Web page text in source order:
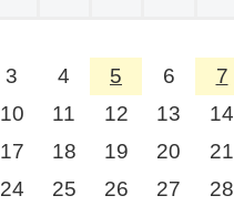
3
4 5 6 7
10
11 12 13 14
17
18 19 20 21
24
25 26 27 28